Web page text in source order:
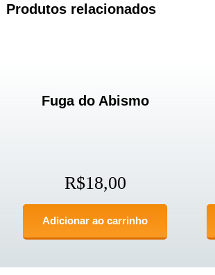
Produtos relacionados
Fuga do Abismo
R$18,00
Adicionar ao carrinho